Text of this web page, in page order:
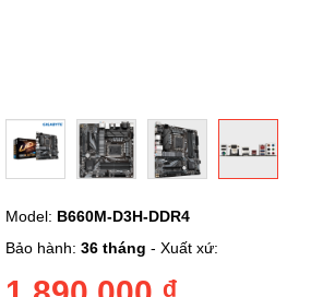
đến
phần
của
Model: B660M-D3H-DDR4
Bảo hành: 36 tháng - Xuất xứ: